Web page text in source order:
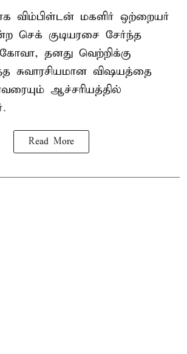
விம்பிள்டன் மகளிர் ஒற்றையர்
செக் குடியரசை சேர்ந்த
, தனது வெற்றிக்கு
சுவாரசியமான விஷயத்தை
ஆச்சரியத்தில்
Read More